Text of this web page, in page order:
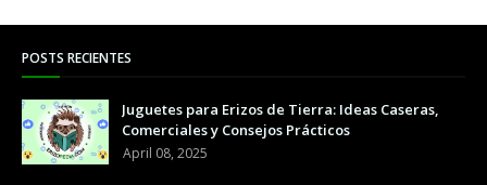
POSTS RECIENTES
Juguetes para Erizos de Tierra: Ideas Caseras,
Comerciales y Consejos Prácticos
April 08, 2025